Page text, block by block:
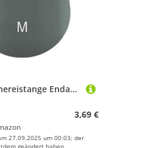
Mtucegi Fischereistange Endabdeckung Silikon Fisch Endschutzschutzschutzbeschützerabdeckung Accessoire Fishing Rod Schutzhülle
3,69 €
27.09.2025 um 00:03; der
geändert haben.